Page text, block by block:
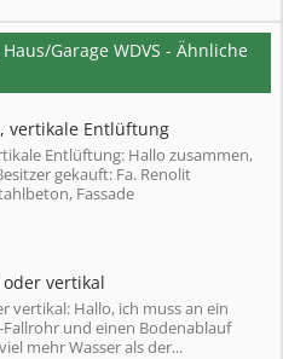
Garage WDVS - Ähnliche
vertikale Entlüftung
Entlüftung: Hallo zusammen,
gekauft: Fa. Renolit
Fassade
vertikal
vertikal: Hallo, ich muss an ein
und einen Bodenablauf
mehr Wasser als der...